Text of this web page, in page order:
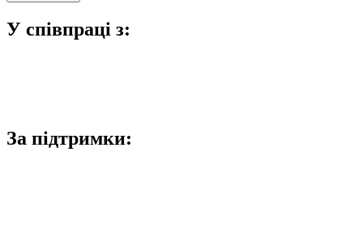
У співпраці з:
За підтримки: